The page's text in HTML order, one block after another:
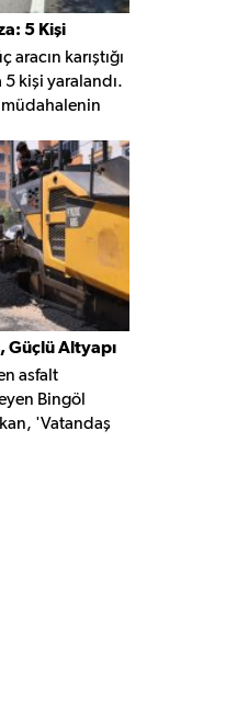
5 Kişi
karıştığı
kişi yaralandı.
müdahalenin
Güçlü Altyapı
asfalt
Bingöl
'Vatandaş